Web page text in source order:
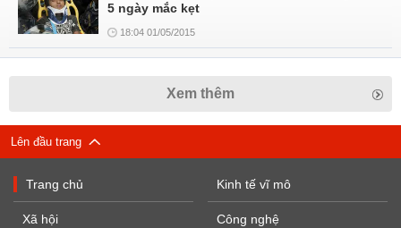
5 ngày mắc kẹt
18:04 01/05/2015
Xem thêm
Lên đầu trang
Trang chủ
Xã hội
Kinh tế vĩ mô
Công nghệ